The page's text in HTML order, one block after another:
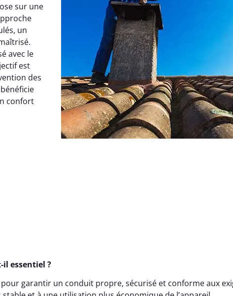
sur une
un
avec le
est
des
confort
il essentiel ?
pour garantir un conduit propre, sécurisé et conforme aux